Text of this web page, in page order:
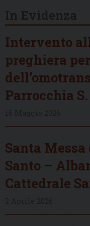
Intervento
preghiera
Parrocchia
Santa
Santo –
Cattedrale